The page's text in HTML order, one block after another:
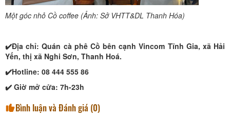
Một góc nhỏ Cồ coffee (Ảnh: Sở VHTT&DL Thanh Hóa)
✔️Địa chỉ: Quán cà phê Cồ bên cạnh Vincom Tĩnh Gia, xã Hải
Yến, thị xã Nghi Sơn, Thanh Hoá.
✔️Hotline: 08 444 555 86
✔️ Giờ mở cửa: 7h-23h
Bình luận và Đánh giá (0)